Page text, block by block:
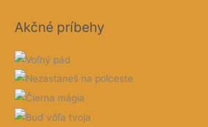
Akčné príbehy